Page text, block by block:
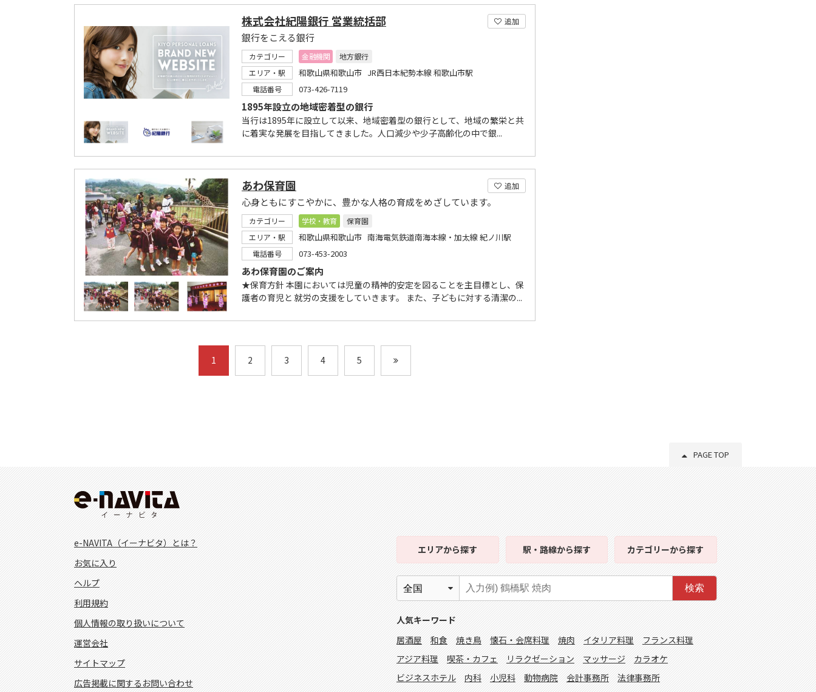
追加
株式会社紀陽銀行 営業統括部
銀行をこえる銀行
カテゴリー 金融機関
地方銀行
エリア・駅
和歌山県和歌山市 JR西日本紀勢本線 和歌山市駅
電話番号 073-426-7119
1895年設立の地域密着型の銀行
当行は1895年に設立して以来、地域密着型の銀行として、地域の繁栄と共
に着実な発展を目指してきました。人口減少や少子高齢化の中で銀...
追加
あわ保育園
心身ともにすこやかに、豊かな人格の育成をめざしています。
カテゴリー 学校・教育
保育園
エリア・駅
和歌山県和歌山市 南海電気鉄道南海本線・加太線 紀ノ川駅
電話番号 073-453-2003
あわ保育園のご案内
★保育方針 本園においては児童の精神的安定を図ることを主目標とし、保
護者の育児と 就労の支援をしていきます。 また、子どもに対する清潔の...
1 2 3 4 5
PAGE TOP
e-NAVITA（イーナビタ）とは？
お気に入り
ヘルプ
利用規約
個人情報の取り扱いについて
運営会社
サイトマップ
広告掲載に関するお問い合わせ
エリアから探す 駅・路線から探す カテゴリーから探す
検索
人気キーワード
居酒屋
和食 焼き鳥 懐石・会席料理 焼肉 イタリア料理
フランス料理
アジア料理
喫茶・カフェ リラクゼーション マッサージ
カラオケ
ビジネスホテル
内科 小児科 動物病院 会計事務所 法律事務所